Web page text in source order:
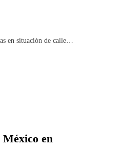
en situación de calle…
México en